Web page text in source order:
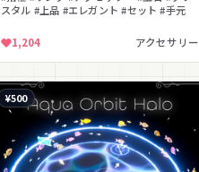
スタル #上品 #エレガント #セット #手元
1,204 アクセサリー
¥500